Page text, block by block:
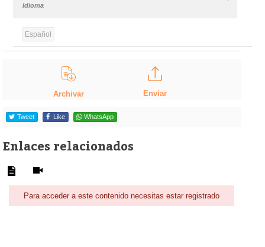
Idioma
Español
Archivar Enviar
Tweet Like WhatsApp
Enlaces relacionados
Para acceder a este contenido necesitas estar registrado